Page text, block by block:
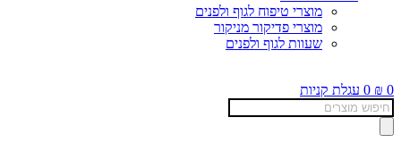
מוצרי טיפוח לגוף ולפנים
מוצרי פדיקור מניקור
שעוות לגוף ולפנים
₪ 0
0 עגלת קניות
Products
search